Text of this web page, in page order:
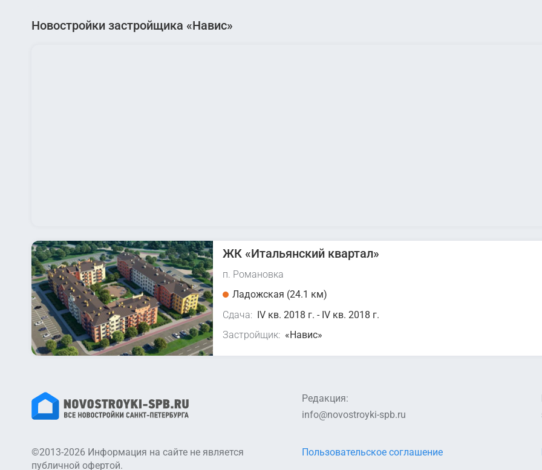
Новостройки застройщика «Навис»
ЖК «Итальянский квартал»
п. Романовка
Ладожская (24.1 км)
Сдача: IV кв. 2018 г. - IV кв. 2018 г.
Застройщик: «Навис»
Редакция:
info@novostroyki-spb.ru
©2013-2026 Информация на сайте не является
публичной офертой.
Пользовательское соглашение